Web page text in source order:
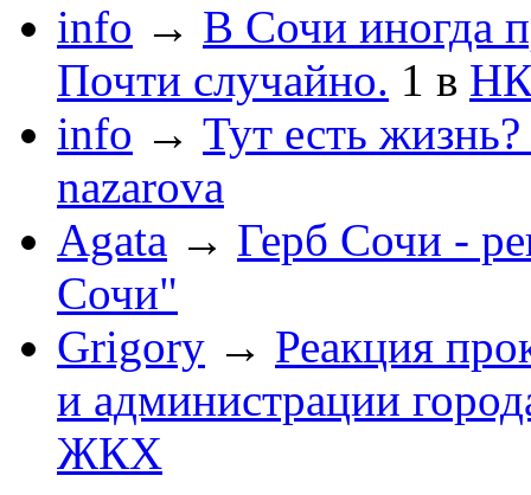
info → В Сочи иногда
Почти случайно. 1 в
info → Тут есть
nazarova
Agata → Герб Сочи -
Сочи"
Grigory → Реакция
и администрации
ЖКХ